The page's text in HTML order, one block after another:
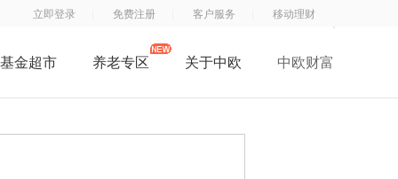
立即登录 免费注册 客户服务 移动理财
基金超市 养老专区 关于中欧
中欧子公司
中欧财富